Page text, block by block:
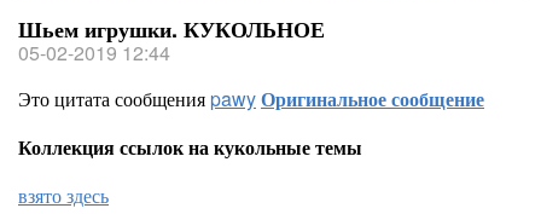
Шьем игрушки. КУКОЛЬНОЕ
05-02-2019 12:44
Это цитата сообщенияpawyОригинальное сообщение
Коллекция ссылок на кукольные темы
взято здесь